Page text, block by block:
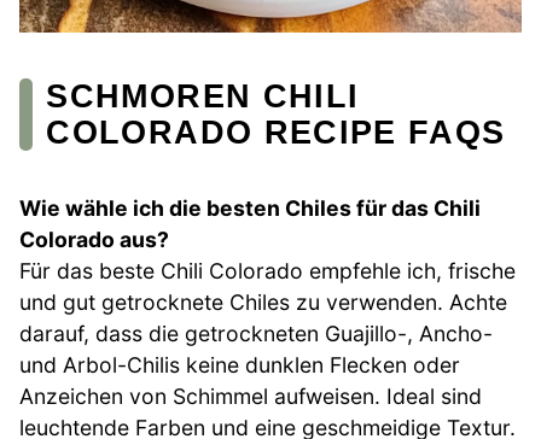
SCHMOREN CHILI
COLORADO RECIPE FAQS
Wie wähle ich die besten Chiles für das Chili
Colorado aus?
Für das beste Chili Colorado empfehle ich, frische
und gut getrocknete Chiles zu verwenden. Achte
darauf, dass die getrockneten Guajillo-, Ancho-
und Arbol-Chilis keine dunklen Flecken oder
Anzeichen von Schimmel aufweisen. Ideal sind
leuchtende Farben und eine geschmeidige Textur.